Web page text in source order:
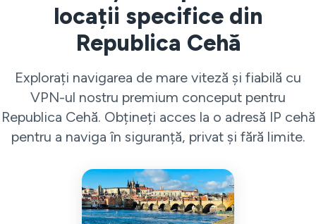
locații specifice din
Republica Cehă
Explorați navigarea de mare viteză și fiabilă cu
VPN-ul nostru premium conceput pentru
Republica Cehă. Obțineți acces la o adresă IP cehă
pentru a naviga în siguranță, privat și fără limite.